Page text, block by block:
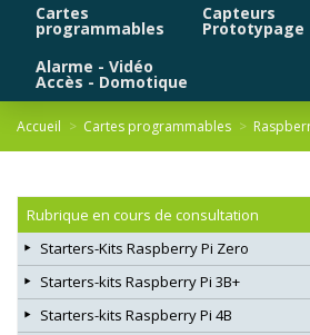
Cartes
programmables
Capteurs
Prototypage
Alarme - Vidéo
Accès - Domotique
Accueil Cartes programmables
Rubrique en cours de consultation
Starters-Kits Raspberry Pi Zero
Starters-kits Raspberry Pi 3B+
Starters-kits Raspberry Pi 4B